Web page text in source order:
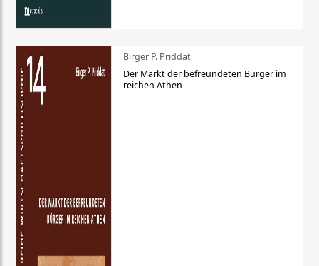
Birger P. Priddat
Der Markt der befreundeten Bürger im
reichen Athen